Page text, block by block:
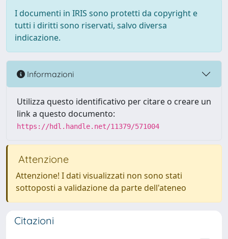
I documenti in IRIS sono protetti da copyright e
tutti i diritti sono riservati, salvo diversa
indicazione.
Informazioni
Utilizza questo identificativo per citare o creare un
link a questo documento:
https://hdl.handle.net/11379/571004
Attenzione
Attenzione! I dati visualizzati non sono stati
sottoposti a validazione da parte dell'ateneo
Citazioni